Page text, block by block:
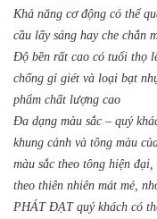
Khả năng cơ động có thể
cầu lấy sáng hay che chắn
Độ bền rất cao có tuổi thọ
chống gỉ giét và loại bạt
phẩm chất lượng cao
Đa dạng màu sắc – quý
khung cảnh và tông màu
màu sắc theo tông hiện
theo thiên nhiên mát mẻ,
PHÁT ĐẠT quý khách có